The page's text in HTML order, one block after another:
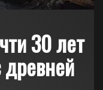
30 лет